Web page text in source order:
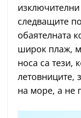
следващите
обаятелната
широк плаж,
носа са тези,
летовниците,
на море, а не